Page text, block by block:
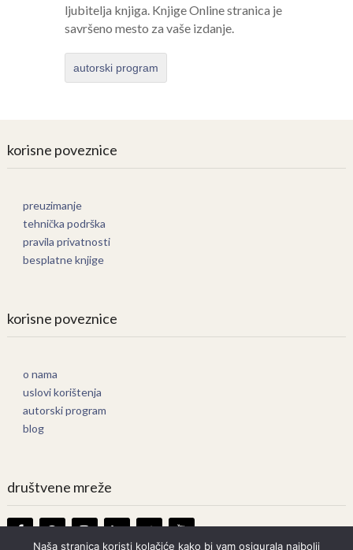
ljubitelja knjiga. Knjige Online stranica je
savršeno mesto za vaše izdanje.
autorski program
korisne poveznice
preuzimanje
tehnička podrška
pravila privatnosti
besplatne knjige
korisne poveznice
o nama
uslovi korištenja
autorski program
blog
društvene mreže
Naša stranica koristi kolačiće kako bi vam osigurala najbolji